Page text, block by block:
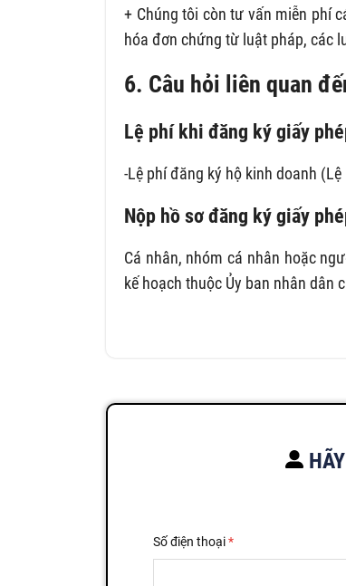
+ Chúng tôi còn tư vấn miễn phí
hóa đơn chứng từ luật pháp, các
6. Câu hỏi liên quan
Lệ phí khi đăng ký giấy
-Lệ phí đăng ký hộ kinh doanh
Nộp hồ sơ đăng ký giấy
Cá nhân, nhóm cá nhân hoặc
kế hoạch thuộc Ủy ban nhân dân